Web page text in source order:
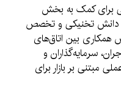
برای کمک به بخش
دانش تخنیکی و تخصص
همکاری بین اتاق‌های
سرمایه‌گذاران و
مبتنی بر بازار برای